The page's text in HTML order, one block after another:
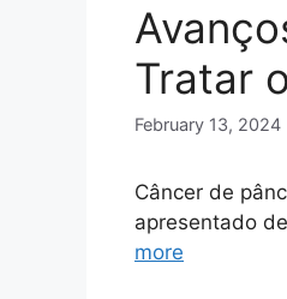
Tratar
February 13, 2024
Câncer de
apresentado
more